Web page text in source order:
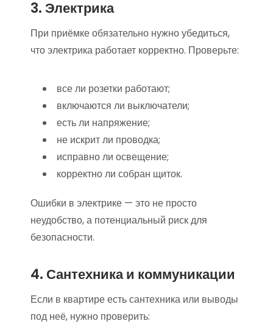
3. Электрика
При приёмке обязательно нужно убедиться,
что электрика работает корректно. Проверьте:
все ли розетки работают;
включаются ли выключатели;
есть ли напряжение;
не искрит ли проводка;
исправно ли освещение;
корректно ли собран щиток.
Ошибки в электрике — это не просто
неудобство, а потенциальный риск для
безопасности.
4. Сантехника и коммуникации
Если в квартире есть сантехника или выводы
под неё, нужно проверить: